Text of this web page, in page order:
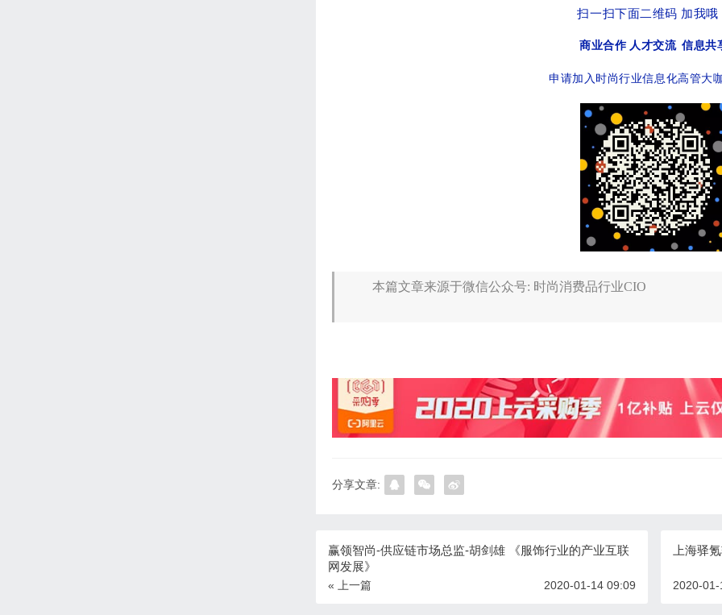
扫一扫下面二维码 加我哦
商业合作 人才交流 信息共
申请加入时尚行业信息化高管大
本篇文章来源于微信公众号: 时尚消费品行业CIO
分享文章:
赢领智尚-供应链市场总监-胡剑雄 《服饰行业的产业互联
网发展》
« 上一篇 2020-01-14 09:09
上海驿
2020-